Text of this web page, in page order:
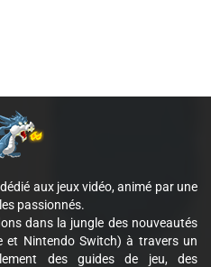
aux jeux vidéo, animé par une
passionnés.
dans la jungle des nouveautés
et Nintendo Switch) à travers un
des guides de jeu, des